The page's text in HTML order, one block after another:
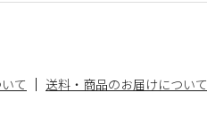
て
送料・商品のお届けについて